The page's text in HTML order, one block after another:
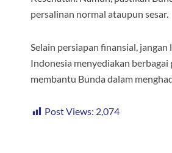
persalinan normal ataupun sesar.
Selain persiapan finansial,
Indonesia menyediakan berbagai
membantu Bunda dalam
Post Views: 2,074